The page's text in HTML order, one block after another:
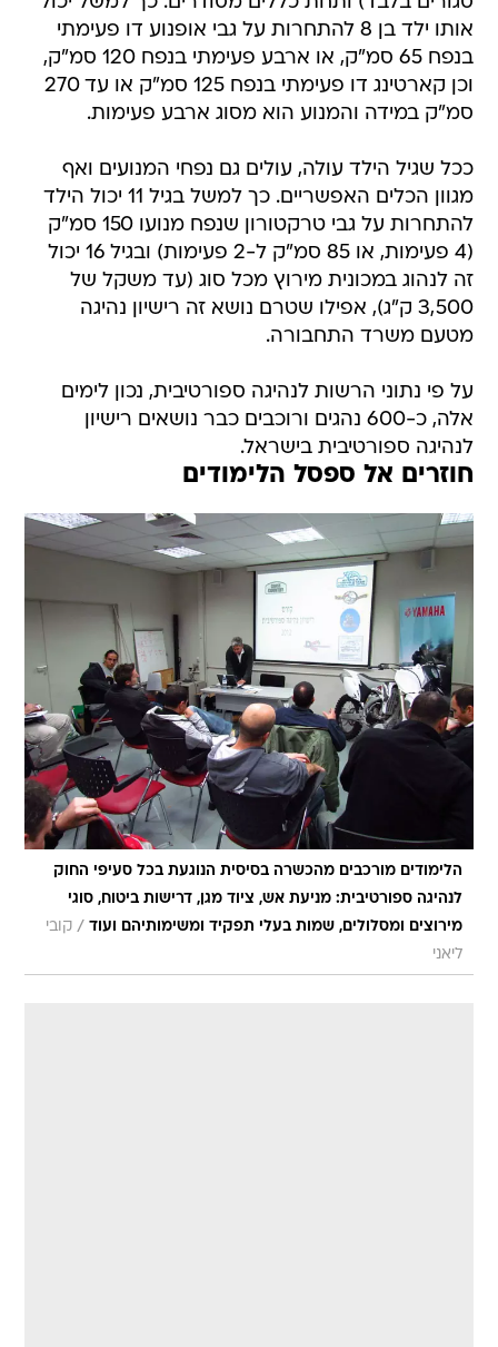
אותו ילד בן 8 להתחרות על גבי אופנוע דו פעימתי
בנפח 65 סמ"ק, או ארבע פעימתי בנפח 120 סמ"ק,
וכן קארטינג דו פעימתי בנפח 125 סמ"ק או עד 270
סמ"ק במידה והמנוע הוא מסוג ארבע פעימות.
ככל שגיל הילד עולה, עולים גם נפחי המנועים ואף
מגוון הכלים האפשריים. כך למשל בגיל 11 יכול הילד
להתחרות על גבי טרקטורון שנפח מנועו 150 סמ"ק
(4 פעימות, או 85 סמ"ק ל-2 פעימות) ובגיל 16 יכול
זה לנהוג במכונית מירוץ מכל סוג (עד משקל של
3,500 ק"ג), אפילו שטרם נושא זה רישיון נהיגה
מטעם משרד התחבורה.
על פי נתוני הרשות לנהיגה ספורטיבית, נכון לימים
אלה, כ-600 נהגים ורוכבים כבר נושאים רישיון
לנהיגה ספורטיבית בישראל.
חוזרים אל ספסל הלימודים
הלימודים מורכבים מהכשרה בסיסית הנוגעת בכל סעיפי החוק
לנהיגה ספורטיבית: מניעת אש, ציוד מגן, דרישות ביטוח, סוגי
מירוצים ומסלולים, שמות בעלי תפקיד ומשימותיהם ועוד / קובי
ליאני